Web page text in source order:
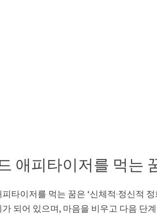
애피타이저를 먹는
타이저를 먹는 꿈은 ‘신체적·정신적
되어 있으며, 마음을 비우고 다음 단